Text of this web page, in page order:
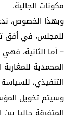
مكونات الجالية.
وبهذا الخصوص،
للمجلس، في أفق
– أما الثانية،
المحمدية
التنفيذي،
وسيتم تخويل